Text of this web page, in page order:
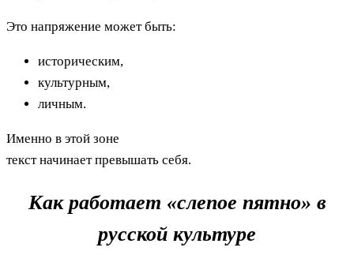
Это напряжение может быть:
историческим,
культурным,
личным.
Именно в этой зоне
текст начинает превышать себя.
Как работает «слепое пятно» в
русской культуре